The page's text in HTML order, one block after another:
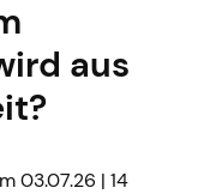
aus
03.07.26 | 14